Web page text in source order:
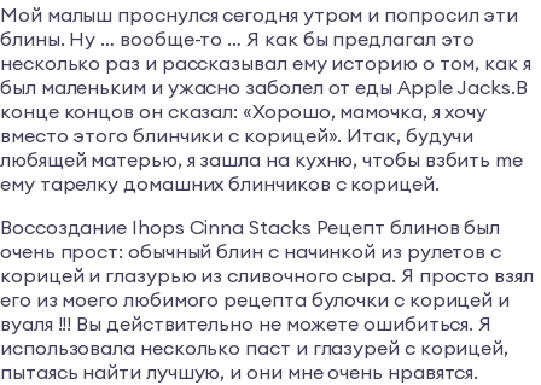
Мой малыш проснулся сегодня утром и попросил эти
блины. Ну … вообще-то … Я как бы предлагал это
несколько раз и рассказывал ему историю о том, как я
был маленьким и ужасно заболел от еды Apple Jacks.В
конце концов он сказал: «Хорошо, мамочка, я хочу
вместо этого блинчики с корицей». Итак, будучи
любящей матерью, я зашла на кухню, чтобы взбить me
ему тарелку домашних блинчиков с корицей.
Воссоздание Ihops Cinna Stacks Рецепт блинов был
очень прост: обычный блин с начинкой из рулетов с
корицей и глазурью из сливочного сыра. Я просто взял
его из моего любимого рецепта булочки с корицей и
вуаля !!! Вы действительно не можете ошибиться. Я
использовала несколько паст и глазурей с корицей,
пытаясь найти лучшую, и они мне очень нравятся.